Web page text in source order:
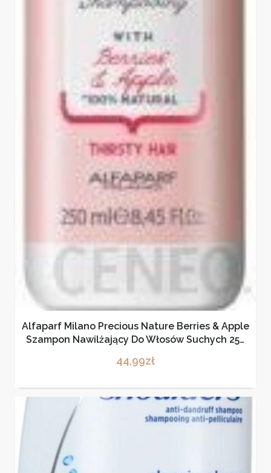
Alfaparf Milano Precious Nature Berries & Apple
Szampon Nawilżający Do Włosów Suchych 250
44,99zł